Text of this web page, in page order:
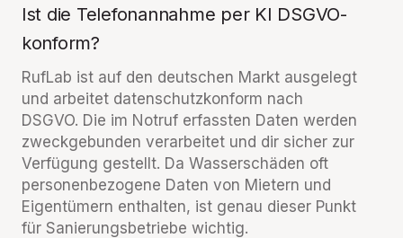
Ist die Telefonannahme per KI DSGVO-
konform?
RufLab ist auf den deutschen Markt ausgelegt
und arbeitet datenschutzkonform nach
DSGVO. Die im Notruf erfassten Daten werden
zweckgebunden verarbeitet und dir sicher zur
Verfügung gestellt. Da Wasserschäden oft
personenbezogene Daten von Mietern und
Eigentümern enthalten, ist genau dieser Punkt
für Sanierungsbetriebe wichtig.